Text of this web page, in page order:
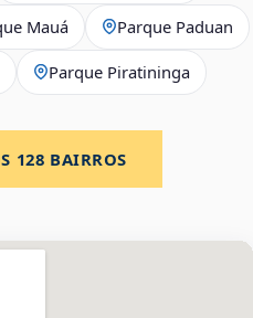
Mauá Parque Paduan
Parque Piratininga
128 BAIRROS